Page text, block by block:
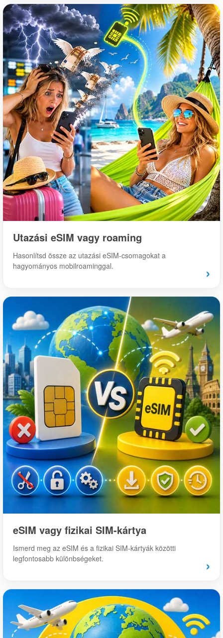
Utazási eSIM vagy roaming
Hasonlítsd össze az utazási eSIM-csomagokat a
hagyományos mobilroaminggal.
›
eSIM vagy fizikai SIM-kártya
Ismerd meg az eSIM és a fizikai SIM-kártyák közötti
legfontosabb különbségeket.
›